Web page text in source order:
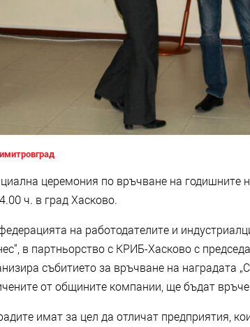
церемония по връчване на годишните
ч. в град Хасково.
на работодателите и
в партньорство с КРИБ-Хасково с
събитието за връчване на наградата
от общините компании, ще бъдат
имат за цел да отличат предприятия,